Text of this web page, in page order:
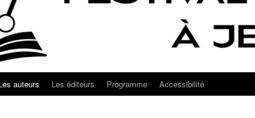
auteurs Les éditeurs Programme Accessibilité